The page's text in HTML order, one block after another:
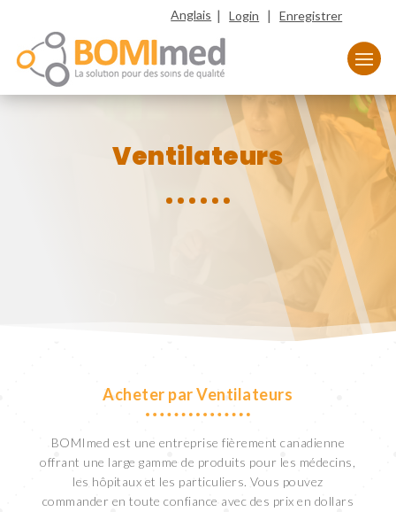
Anglais |Login |Enregistrer
Ventilateurs
Acheter par Ventilateurs
BOMImed est une entreprise fièrement canadienne
offrant une large gamme de produits pour les médecins,
les hôpitaux et les particuliers. Vous pouvez
commander en toute confiance avec des prix en dollars